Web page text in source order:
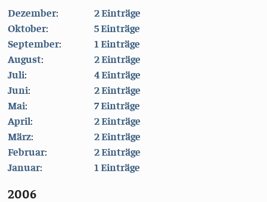
Dezember:
2 Einträge
Oktober:
5 Einträge
September:
1 Einträge
August:
2 Einträge
Juli:
4 Einträge
Juni:
2 Einträge
Mai:
7 Einträge
April:
2 Einträge
März:
2 Einträge
Februar:
2 Einträge
Januar: 1 Einträge
2006